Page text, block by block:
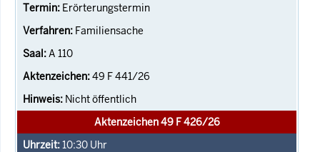
Erörterungstermin
Familiensache
A 110
49 F 441/26
Nicht öffentlich
Aktenzeichen 49 F 426/26
10:30 Uhr